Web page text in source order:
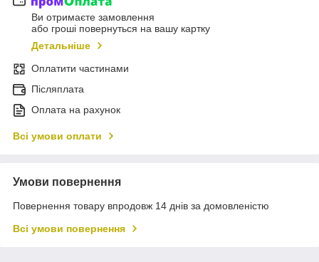
Ви отримаєте замовлення
або гроші повернуться на вашу картку
Детальніше
Оплатити частинами
Післяплата
Оплата на рахунок
Всі умови оплати
Умови повернення
Повернення товару впродовж 14 днів за домовленістю
Всі умови повернення